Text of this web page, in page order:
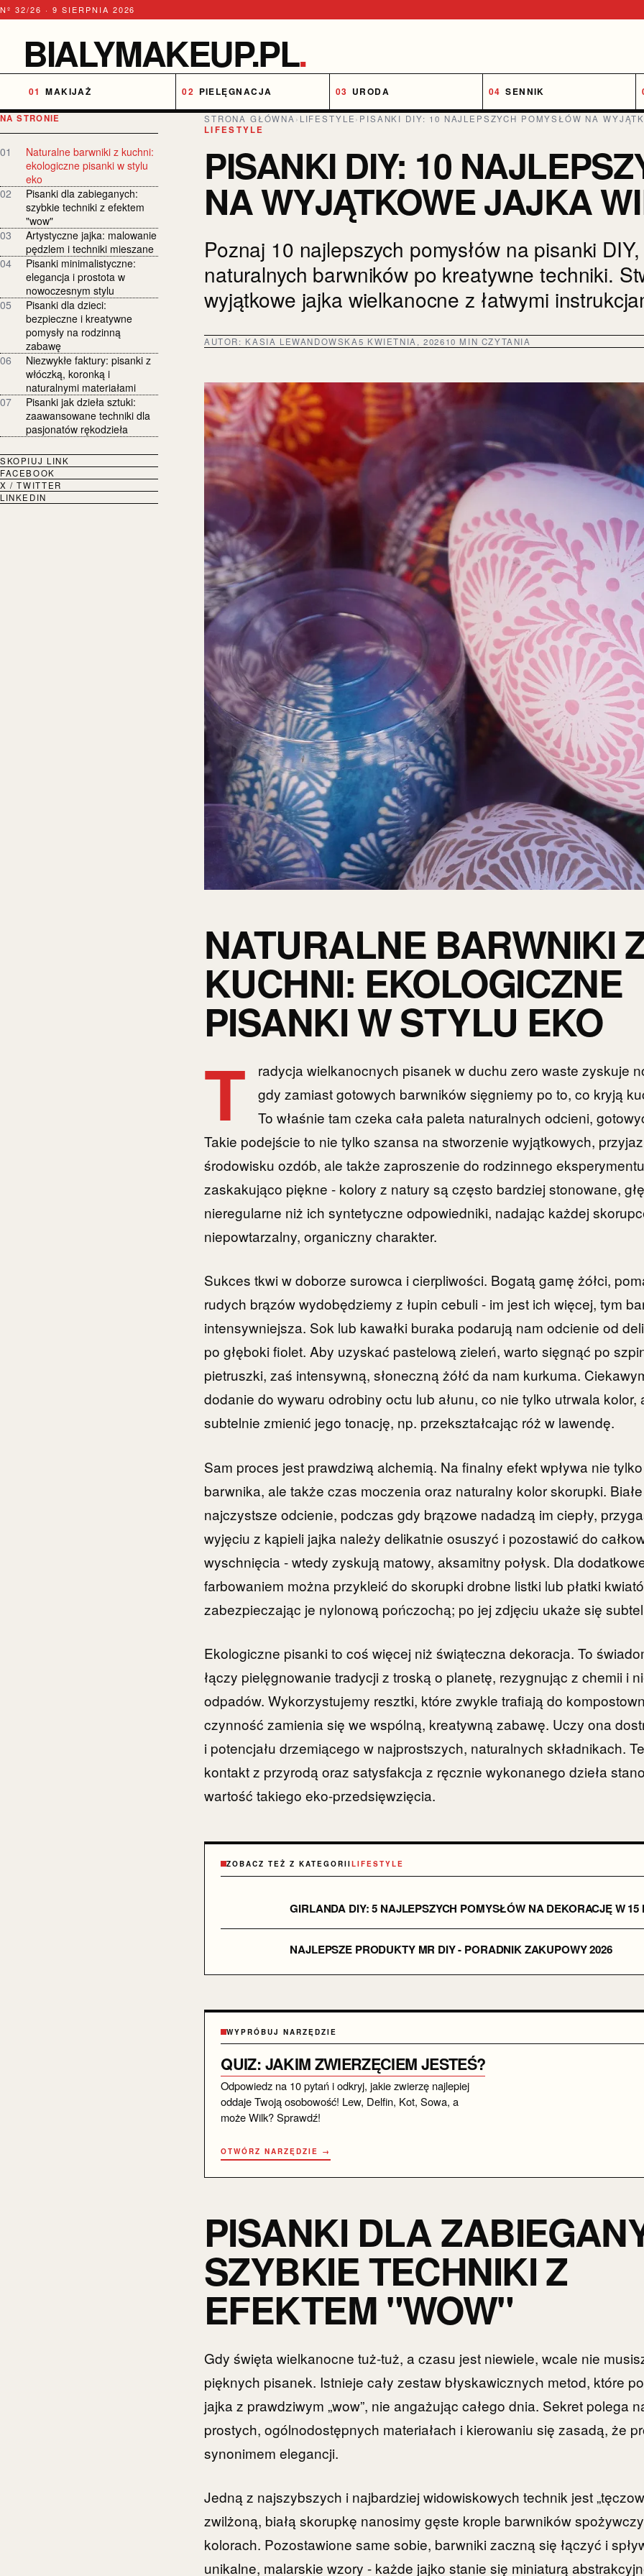
Nº 32/26 · 9 SIERPNIA 2026
BIALYMAKEUP.PL.
MAKIJAŻ PIELĘGNACJA URODA SENNIK
NA STRONIE
01
Naturalne barwniki z kuchni:
ekologiczne pisanki w stylu
eko
02
Pisanki dla zabieganych:
szybkie techniki z efektem
"wow"
03
Artystyczne jajka: malowanie
pędzlem i techniki mieszane
04
Pisanki minimalistyczne:
elegancja i prostota w
nowoczesnym stylu
05
Pisanki dla dzieci:
bezpieczne i kreatywne
pomysły na rodzinną
zabawę
06
Niezwykłe faktury: pisanki z
włóczką, koronką i
naturalnymi materiałami
07
Pisanki jak dzieła sztuki:
zaawansowane techniki dla
pasjonatów rękodzieła
SKOPIUJ LINK
FACEBOOK
X / TWITTER
LINKEDIN
STRONA GŁÓWNA › LIFESTYLE› PISANKI DIY: 10 NAJLEPSZYCH POMYSŁÓW NA
LIFESTYLE
PISANKI DIY: 10
NA WYJĄTKOWE JAJKA
Poznaj 10 najlepszych pomysłów na pisanki
naturalnych barwników po kreatywne techniki.
wyjątkowe jajka wielkanocne z łatwymi
AUTOR: KASIA LEWANDOWSKA5 KWIETNIA, 202610 MIN CZYTANIA
NATURALNE BARWNIKI
KUCHNI: EKOLOGICZNE
PISANKI W STYLU EKO
T
radycja wielkanocnych pisanek w duchu zero waste zyskuje
gdy zamiast gotowych barwników sięgniemy po to, co kryją
To właśnie tam czeka cała paleta naturalnych odcieni,
Takie podejście to nie tylko szansa na stworzenie wyjątkowych,
środowisku ozdób, ale także zaproszenie do rodzinnego
zaskakująco piękne - kolory z natury są często bardziej stonowane,
nieregularne niż ich syntetyczne odpowiedniki, nadając każdej
niepowtarzalny, organiczny charakter.
Sukces tkwi w doborze surowca i cierpliwości. Bogatą gamę żółci,
rudych brązów wydobędziemy z łupin cebuli - im jest ich więcej, tym
intensywniejsza. Sok lub kawałki buraka podarują nam odcienie od
po głęboki fiolet. Aby uzyskać pastelową zieleń, warto sięgnąć po
pietruszki, zaś intensywną, słoneczną żółć da nam kurkuma.
dodanie do wywaru odrobiny octu lub ałunu, co nie tylko utrwala kolor,
subtelnie zmienić jego tonację, np. przekształcając róż w lawendę.
Sam proces jest prawdziwą alchemią. Na finalny efekt wpływa nie
barwnika, ale także czas moczenia oraz naturalny kolor skorupki.
najczystsze odcienie, podczas gdy brązowe nadadzą im ciepły,
wyjęciu z kąpieli jajka należy delikatnie osuszyć i pozostawić do
wyschnięcia - wtedy zyskują matowy, aksamitny połysk. Dla
farbowaniem można przykleić do skorupki drobne listki lub płatki
zabezpieczając je nylonową pończochą; po jej zdjęciu ukaże się
Ekologiczne pisanki to coś więcej niż świąteczna dekoracja. To
łączy pielęgnowanie tradycji z troską o planetę, rezygnując z chemii i
odpadów. Wykorzystujemy resztki, które zwykle trafiają do
czynność zamienia się we wspólną, kreatywną zabawę. Uczy ona
i potencjału drzemiącego w najprostszych, naturalnych składnikach.
kontakt z przyrodą oraz satysfakcja z ręcznie wykonanego dzieła
wartość takiego eko-przedsięwzięcia.
ZOBACZ TEŻ Z KATEGORIILIFESTYLE
GIRLANDA DIY: 5 NAJLEPSZYCH POMYSŁÓW NA DEKORACJĘ W 15
NAJLEPSZE PRODUKTY MR DIY - PORADNIK ZAKUPOWY 2026
WYPRÓBUJ NARZĘDZIE
QUIZ: JAKIM ZWIERZĘCIEM JESTEŚ?
Odpowiedz na 10 pytań i odkryj, jakie zwierzę najlepiej
oddaje Twoją osobowość! Lew, Delfin, Kot, Sowa, a
może Wilk? Sprawdź!
OTWÓRZ NARZĘDZIE →
PISANKI DLA
SZYBKIE TECHNIKI Z
EFEKTEM "WOW"
Gdy święta wielkanocne tuż-tuż, a czasu jest niewiele, wcale nie
pięknych pisanek. Istnieje cały zestaw błyskawicznych metod, które
jajka z prawdziwym „wow”, nie angażując całego dnia. Sekret polega
prostych, ogólnodostępnych materiałach i kierowaniu się zasadą, że
synonimem elegancji.
Jedną z najszybszych i najbardziej widowiskowych technik jest
zwilżoną, białą skorupkę nanosimy gęste krople barwników
kolorach. Pozostawione same sobie, barwniki zaczną się łączyć i
unikalne, malarskie wzory - każde jajko stanie się miniaturą